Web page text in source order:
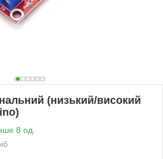
(низький/високий
8 од.